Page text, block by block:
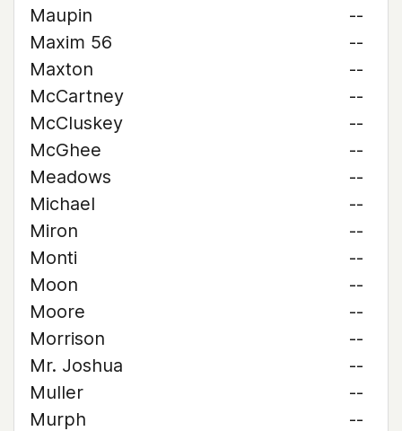
Maupin
--
Maxim 56
--
Maxton
--
McCartney
--
McCluskey
--
McGhee
--
Meadows
--
Michael
--
Miron
--
Monti
--
Moon
--
Moore
--
Morrison
--
Mr. Joshua
--
Muller
--
Murph
--